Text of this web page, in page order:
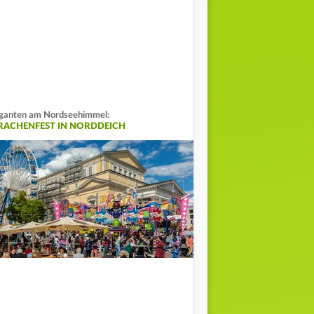
am Nordseehimmel:
IN NORDDEICH